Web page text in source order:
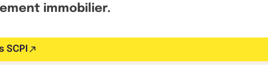
immobilier.